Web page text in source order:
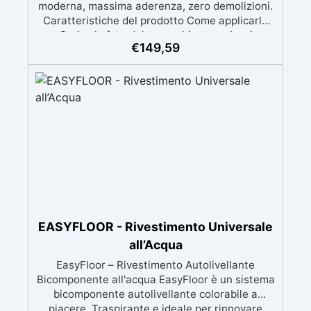
€149,59
EASYFLOOR - Rivestimento Universale
all’Acqua
EasyFloor – Rivestimento Autolivellante
Bicomponente all'acqua EasyFloor è un sistema
bicomponente autolivellante colorabile a
piacere, Traspirante e ideale per rinnovare